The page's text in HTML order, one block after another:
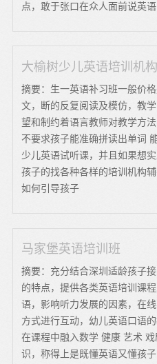
点，敢于张口在众人面前说英语
大榆树少儿英语培训机
摘要：生一英语补习班一般价
文，断的反复阅读及模仿，教
望和制约着语言教师对教学方
不要求孩子能准确拼读出单词
少儿英语试听课，并且如果想
孩子的找各种各样的培训机构
如何引导孩子
马家堡英语培训班
摘要：充分结合深圳适龄孩子
的特点，提供各类英语培训课
语，影响听力发展的因素，在
方式进行互动，幼儿英语口语
在课程中融入数学 健康 艺术 戏
识，称得上是既懂英语又懂孩